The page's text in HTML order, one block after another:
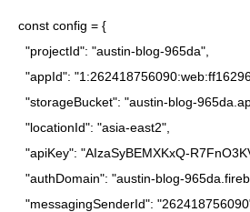
const config = {
  "projectId": "austin-blog-965da",
"appId":
"storageBucket": "austin-blog-
  "locationId": "asia-east2",
"apiKey": "AIzaSyBEMXKxQ-
"authDomain": "austin-blog-
"messagingSenderId":